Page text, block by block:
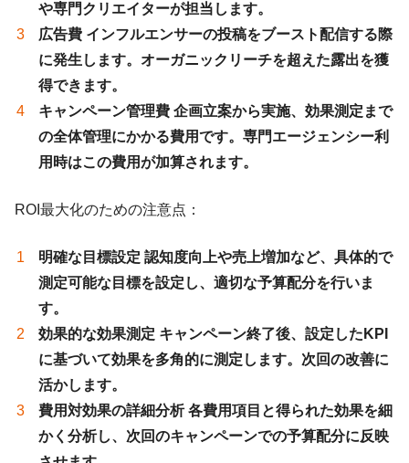
や専門クリエイターが担当します。
広告費 インフルエンサーの投稿をブースト配信する際
に発生します。オーガニックリーチを超えた露出を獲
得できます。
キャンペーン管理費 企画立案から実施、効果測定まで
の全体管理にかかる費用です。専門エージェンシー利
用時はこの費用が加算されます。
ROI最大化のための注意点：
明確な目標設定 認知度向上や売上増加など、具体的で
測定可能な目標を設定し、適切な予算配分を行いま
す。
効果的な効果測定 キャンペーン終了後、設定したKPI
に基づいて効果を多角的に測定します。次回の改善に
活かします。
費用対効果の詳細分析 各費用項目と得られた効果を細
かく分析し、次回のキャンペーンでの予算配分に反映